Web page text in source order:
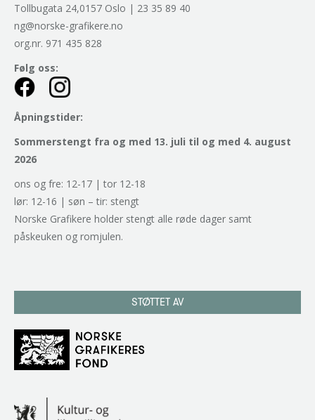
Tollbugata 24,0157 Oslo | 23 35 89 40
ng@norske-grafikere.no
org.nr. 971 435 828
Følg oss:
Åpningstider:
Sommerstengt fra og med 13. juli til og med 4. august
2026
ons og fre: 12-17 | tor 12-18
lør: 12-16 | søn – tir: stengt
Norske Grafikere holder stengt alle røde dager samt
påskeuken og romjulen.
STØTTET AV